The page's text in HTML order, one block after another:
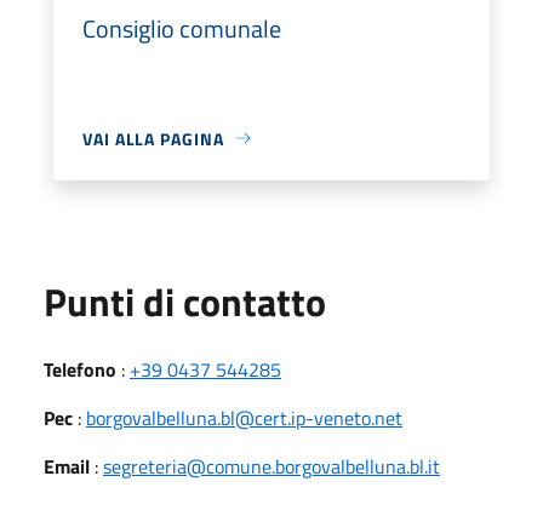
Consiglio comunale
VAI ALLA PAGINA
Punti di contatto
Telefono : +39 0437 544285
Pec : borgovalbelluna.bl@cert.ip-veneto.net
Email :segreteria@comune.borgovalbelluna.bl.it